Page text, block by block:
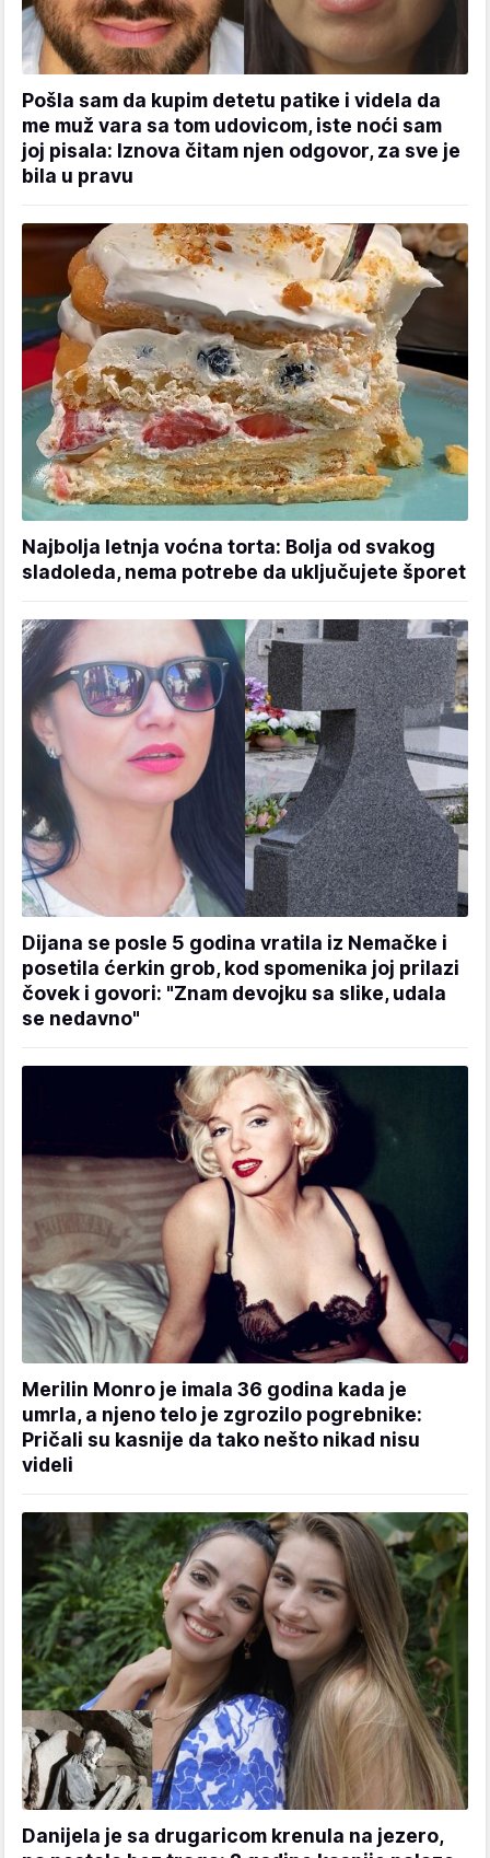
Pošla sam da kupim detetu patike i videla da
me muž vara sa tom udovicom, iste noći sam
joj pisala: Iznova čitam njen odgovor, za sve je
bila u pravu
Najbolja letnja voćna torta: Bolja od svakog
sladoleda, nema potrebe da uključujete šporet
Dijana se posle 5 godina vratila iz Nemačke i
posetila ćerkin grob, kod spomenika joj prilazi
čovek i govori: "Znam devojku sa slike, udala
se nedavno"
Merilin Monro je imala 36 godina kada je
umrla, a njeno telo je zgrozilo pogrebnike:
Pričali su kasnije da tako nešto nikad nisu
videli
Danijela je sa drugaricom krenula na jezero,